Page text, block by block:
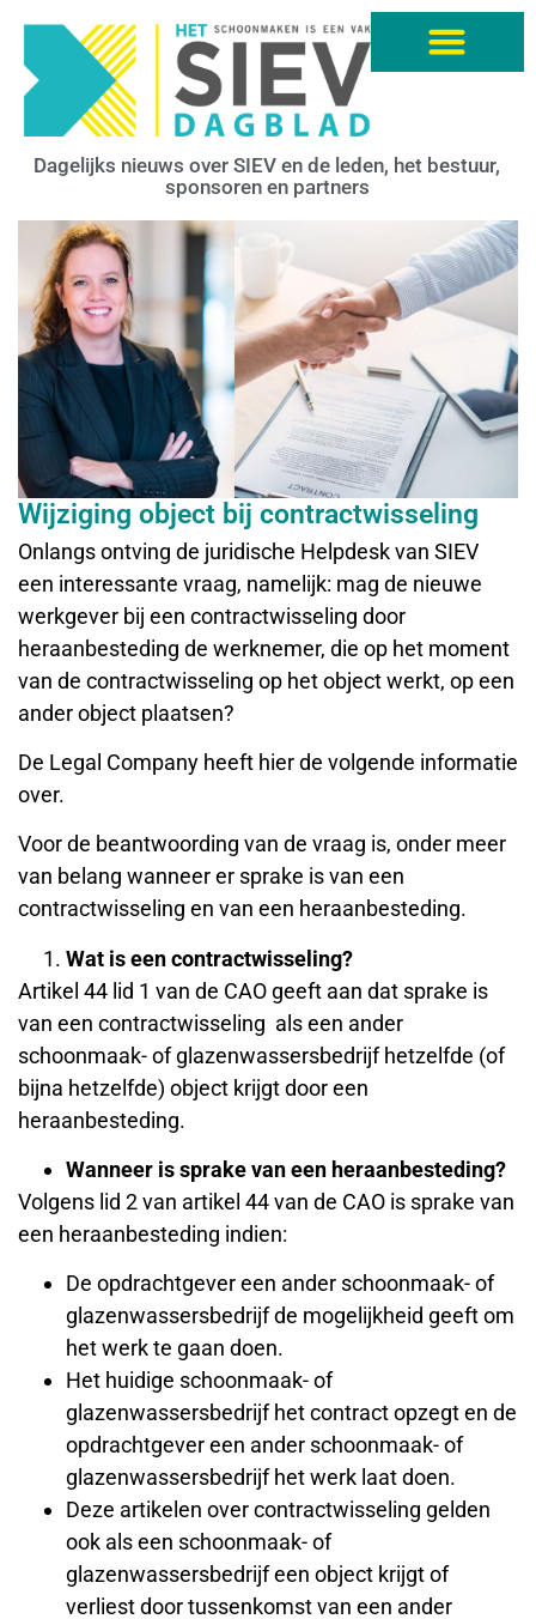
Dagelijks nieuws over SIEV en de leden, het bestuur,
sponsoren en partners
Wijziging object bij contractwisseling
Onlangs ontving de juridische Helpdesk van SIEV
een interessante vraag, namelijk: mag de nieuwe
werkgever bij een contractwisseling door
heraanbesteding de werknemer, die op het moment
van de contractwisseling op het object werkt, op een
ander object plaatsen?
De Legal Company heeft hier de volgende informatie
over.
Voor de beantwoording van de vraag is, onder meer
van belang wanneer er sprake is van een
contractwisseling en van een heraanbesteding.
Wat is een contractwisseling?
Artikel 44 lid 1 van de CAO geeft aan dat sprake is
van een contractwisseling als een ander
schoonmaak- of glazenwassersbedrijf hetzelfde (of
bijna hetzelfde) object krijgt door een
heraanbesteding.
Wanneer is sprake van een heraanbesteding?
Volgens lid 2 van artikel 44 van de CAO is sprake van
een heraanbesteding indien:
De opdrachtgever een ander schoonmaak- of
glazenwassersbedrijf de mogelijkheid geeft om
het werk te gaan doen.
Het huidige schoonmaak- of
glazenwassersbedrijf het contract opzegt en de
opdrachtgever een ander schoonmaak- of
glazenwassersbedrijf het werk laat doen.
Deze artikelen over contractwisseling gelden
ook als een schoonmaak- of
glazenwassersbedrijf een object krijgt of
verliest door tussenkomst van een ander